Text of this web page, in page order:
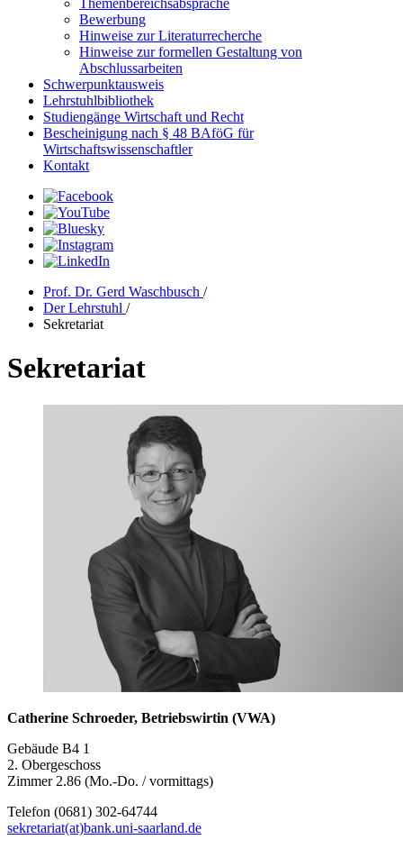
Themenbereichsabsprache
Bewerbung
Hinweise zur Literaturrecherche
Hinweise zur formellen Gestaltung von
Abschlussarbeiten
Schwerpunktausweis
Lehrstuhlbibliothek
Studiengänge Wirtschaft und Recht
Bescheinigung nach § 48 BAföG für
Wirtschaftswissenschaftler
Kontakt
Prof. Dr. Gerd Waschbusch /
Der Lehrstuhl /
Sekretariat
Sekretariat
Catherine Schroeder, Betriebswirtin (VWA)
Gebäude B4 1
2. Obergeschoss
Zimmer 2.86 (Mo.-Do. / vormittags)
Telefon (0681) 302-64744
sekretariat(at)bank.uni-saarland.de